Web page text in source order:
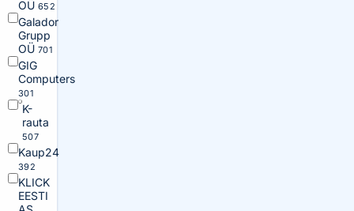
OÜ 652
Galador
Grupp
OÜ 701
GIG
Computers
301
K-
rauta
507
Kaup24
392
KLICK
EESTI